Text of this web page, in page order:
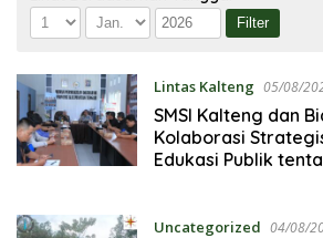
Lintas Kalteng 05/08/
SMSI Kalteng dan
Kolaborasi
Edukasi Publik
Uncategorized 04/08/